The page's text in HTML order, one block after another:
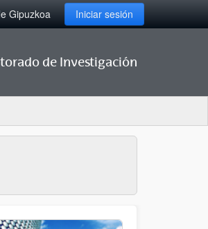
Gipuzkoa Iniciar sesión
de Investigación